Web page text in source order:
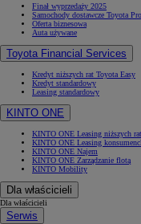
Finał wyprzedaży 2025
Samochody dostawcze Toyota
Oferta biznesowa
Auta używane
Toyota Financial Services
Kredyt niższych rat Toyota Easy
Kredyt standardowy
Leasing standardowy
KINTO ONE
KINTO ONE Leasing niższych rat
KINTO ONE Leasing
KINTO ONE Najem
KINTO ONE Zarządzanie flotą
KINTO Mobility
Dla właścicieli
Dla właścicieli
Serwis